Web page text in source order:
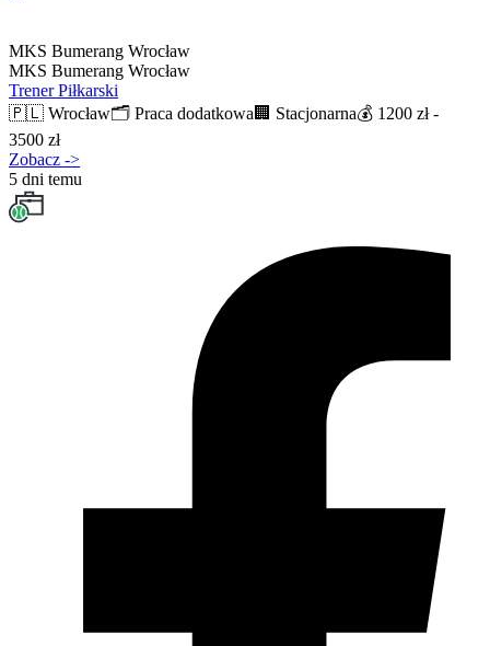
MKS Bumerang Wrocław
MKS Bumerang Wrocław
Trener Piłkarski
🇵🇱 Wrocław🗂️ Praca dodatkowa 🏢 Stacjonarna💰 1200 zł -
3500 zł
Zobacz ->
5 dni temu